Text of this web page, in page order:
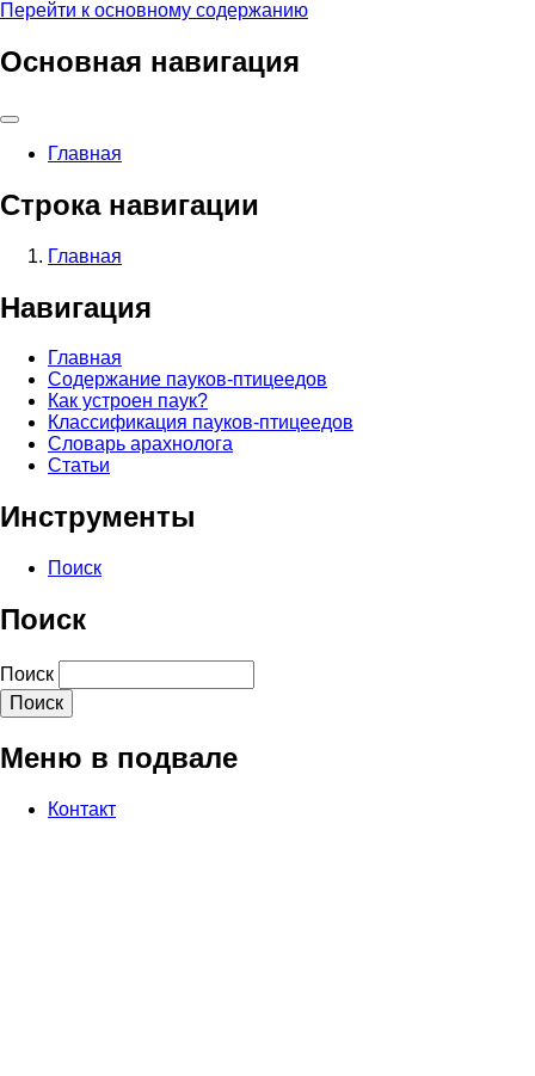
Перейти к основному содержанию
Основная навигация
Главная
Строка навигации
Главная
Навигация
Главная
Содержание пауков-птицеедов
Как устроен паук?
Классификация пауков-птицеедов
Словарь арахнолога
Статьи
Инструменты
Поиск
Поиск
Поиск
Меню в подвале
Контакт